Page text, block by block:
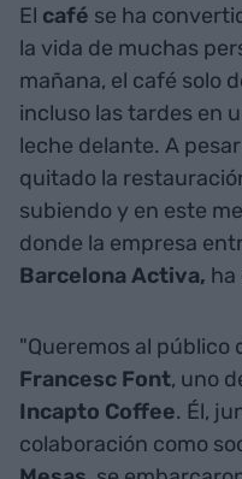
El café se ha
la vida de muchas
mañana, el café solo
incluso las tardes en
leche delante. A
quitado la
subiendo y en este
donde la empresa
Barcelona Activa, ha
"Queremos al público
Francesc Font, uno
Incapto Coffee. Él,
colaboración como